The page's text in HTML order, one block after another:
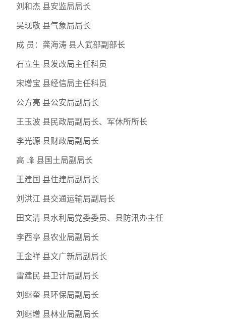
刘和杰 县安监局局长
吴现敬 县气象局局长
成 员：龚海涛 县人武部副部长
石立生 县发改局主任科员
宋增宝 县经信局主任科员
公方亮 县公安局副局长
王玉波 县民政局副局长、军休所所长
李光源 县财政局副局长
高 峰 县国土局副局长
王建国 县住建局副局长
刘洪江 县交通运输局副局长
田文清 县水利局党委委员、县防汛办主任
李西亭 县农业局副局长
王金祥 县文广新局副局长
雷建民 县卫计局副局长
刘继奎 县环保局副局长
刘继增 县林业局副局长